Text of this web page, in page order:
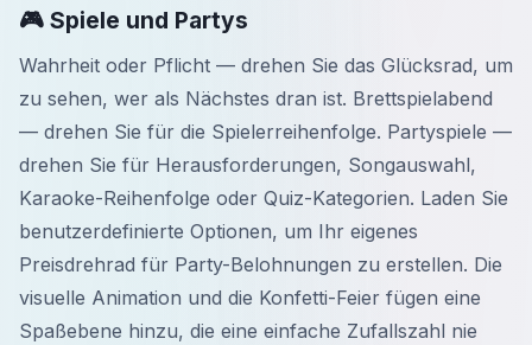
🎮 Spiele und Partys
Wahrheit oder Pflicht — drehen Sie das Glücksrad, um
zu sehen, wer als Nächstes dran ist. Brettspielabend
— drehen Sie für die Spielerreihenfolge. Partyspiele —
drehen Sie für Herausforderungen, Songauswahl,
Karaoke-Reihenfolge oder Quiz-Kategorien. Laden Sie
benutzerdefinierte Optionen, um Ihr eigenes
Preisdrehrad für Party-Belohnungen zu erstellen. Die
visuelle Animation und die Konfetti-Feier fügen eine
Spaßebene hinzu, die eine einfache Zufallszahl nie